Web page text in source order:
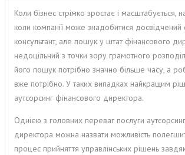
Коли бізнес стрімко зростає і масштабується,
коли компанії може знадобитися досвідчений
консультант, але пошук у штат фінансового
недоцільний з точки зору грамотного
його пошук потрібно значно більше часу, а
вже потрібно. У таких випадках найкращим
аутсорсинг фінансового директора.
Однією з головних переваг послуги
директора можна назвати можливість
процес прийняття управлінських рішень